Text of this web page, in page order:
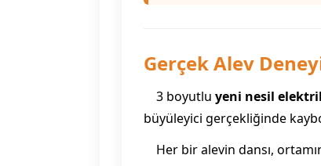
Gerçek Alev
3 boyutlu yeni nesil
büyüleyici gerçekliğinde
Her bir alevin dansı,